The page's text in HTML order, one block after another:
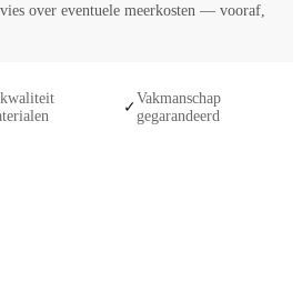
over eventuele meerkosten — vooraf,
✓
Vakmanschap
gegarandeerd